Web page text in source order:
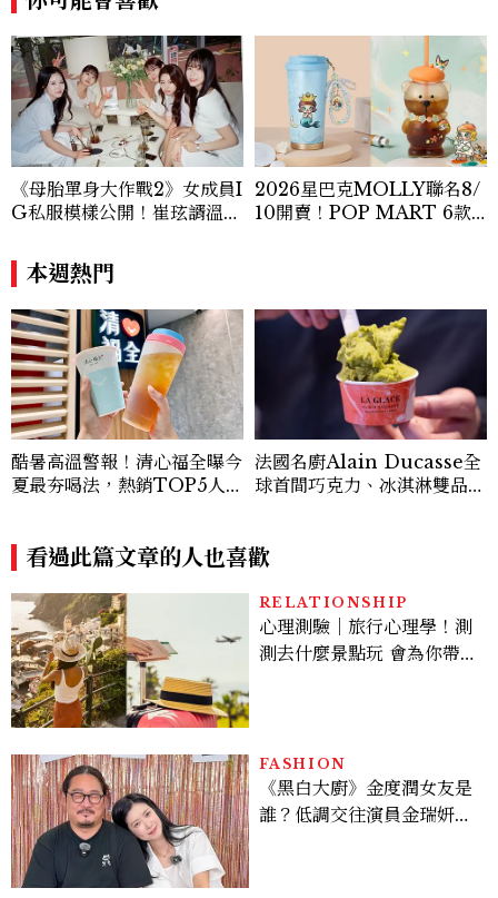
《母胎單身大作戰2》女成員I
G私服模樣公開！崔玹諝溫柔
低調千金？
2026星巴克MOLLY聯名8/
10開賣！POP MART 6款
本週熱門
酷暑高溫警報！清心福全曝今
夏最夯喝法，熱銷TOP5人氣
法國名廚Alain Ducasse全
球首間巧克力、冰淇淋雙品牌
看過此篇文章的人也喜歡
RELATIONSHIP
心理測驗｜旅行心理學！測
測去什麼景點玩 會為你帶來
FASHION
《黑白大廚》金度潤女友是
誰？低調交往演員金瑞妍、